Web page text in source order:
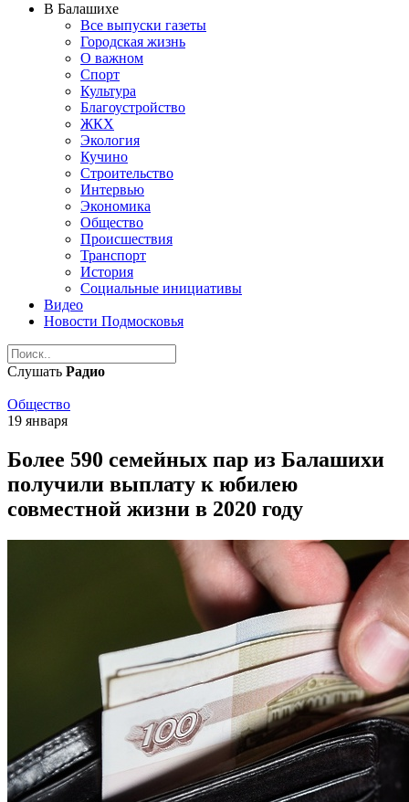
В Балашихе
Все выпуски газеты
Городская жизнь
О важном
Спорт
Культура
Благоустройство
ЖКХ
Экология
Кучино
Строительство
Интервью
Экономика
Общество
Происшествия
Транспорт
История
Социальные инициативы
Видео
Новости Подмосковья
Слушать Радио
Общество
19 января
Более 590 семейных пар из Балашихи
получили выплату к юбилею
совместной жизни в 2020 году